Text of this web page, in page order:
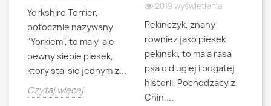
Yorkshire Terrier,
potocznie nazywany
"Yorkiem", to maly, ale
pewny siebie piesek,
ktory stal sie jednym z...
Czytaj więcej
2019 wyświetlenia
Pekinczyk, znany
rowniez jako piesek
pekinski, to mala rasa
psa o dlugiej i bogatej
historii. Pochodzacy z
Chin,...